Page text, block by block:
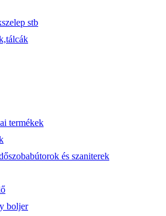
stb
termékek
és szaniterek
boljer